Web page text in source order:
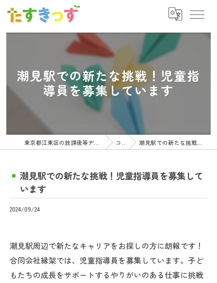
潮見駅での新たな挑戦！児童指
導員を募集しています
東京都江東区の放課後等デイサービスの求人ならたすきっず コラム 潮見駅での新たな挑戦！児童指導員を募集しています
潮見駅での新たな挑戦！児童指導員を募集して
います
2024/09/24
潮見駅周辺で新たなキャリアをお探しの方に朗報です！
合同会社縁架では、児童指導員を募集しています。子ど
もたちの成長をサポートするやりがいのある仕事に挑戦